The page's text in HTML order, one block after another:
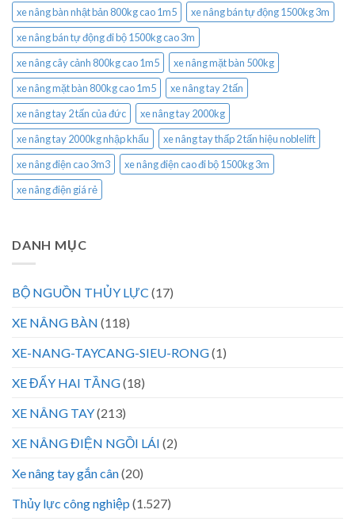
xe nâng bàn nhật bản 800kg cao 1m5
xe nâng bán tự động 1500kg 3m
xe nâng bán tự động đi bộ 1500kg cao 3m
xe nâng cây cảnh 800kg cao 1m5
xe nâng mặt bàn 500kg
xe nâng mặt bàn 800kg cao 1m5
xe nâng tay 2 tấn
xe nâng tay 2 tấn của đức
xe nâng tay 2000kg
xe nâng tay 2000kg nhập khẩu
xe nâng tay thấp 2 tấn hiệu noblelift
xe nâng điện cao 3m3
xe nâng điện cao đi bộ 1500kg 3m
xe nâng điện giá rẻ
DANH MỤC
BỘ NGUỒN THỦY LỰC (17)
XE NÂNG BÀN (118)
XE-NANG-TAYCANG-SIEU-RONG(1)
XE ĐẨY HAI TẦNG(18)
XE NÂNG TAY(213)
XE NÂNG ĐIỆN NGỒI LÁI (2)
Xe nâng tay gắn cân(20)
Thủy lực công nghiệp (1.527)